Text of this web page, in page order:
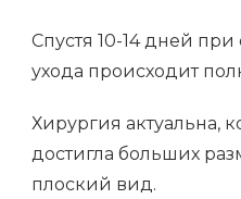
Спустя 10-14 дней
ухода происходит
Хирургия актуальна,
достигла больших
плоский вид.